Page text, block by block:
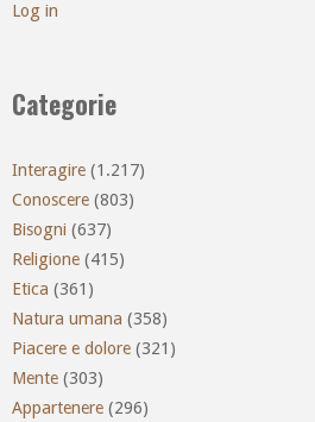
Log in
Categorie
Interagire (1.217)
Conoscere (803)
Bisogni (637)
Religione (415)
Etica (361)
Natura umana (358)
Piacere e dolore (321)
Mente (303)
Appartenere (296)